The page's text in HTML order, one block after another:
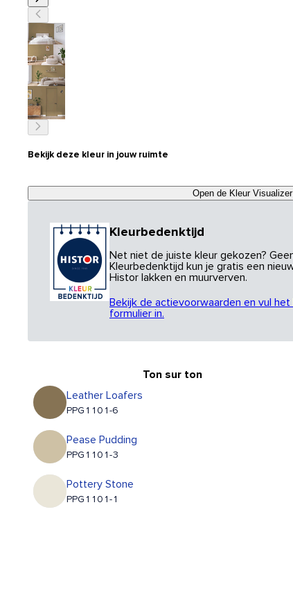
Bekijk deze kleur in jouw ruimte
Open de Kleur Visualizer
Kleurbedenktijd
Net niet de juiste kleur gekozen?
Kleurbedenktijd kun je gratis een
Histor lakken en muurverven.
Bekijk de actievoorwaarden en vul
formulier in.
Ton sur ton
Leather Loafers
PPG1101-6
Pease Pudding
PPG1101-3
Pottery Stone
PPG1101-1